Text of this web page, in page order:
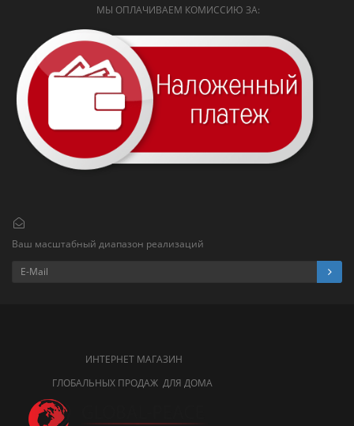
МЫ ОПЛАЧИВАЕМ КОМИССИЮ ЗА:
Ваш масштабный диапазон реализаций
ИНТЕРНЕТ МАГАЗИН
ГЛОБАЛЬНЫХ ПРОДАЖ ДЛЯ ДОМА